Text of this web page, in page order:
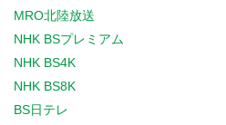
MRO北陸放送
NHK BSプレミアム
NHK BS4K
NHK BS8K
BS日テレ